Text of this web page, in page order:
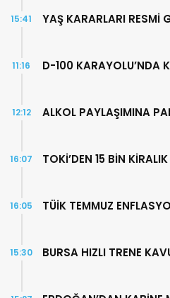
YAŞ KARARLARI RESMİ
15:41
D-100 KARAYOLU’NDA
11:16
ALKOL PAYLAŞIMINA
12:12
TOKİ’DEN 15 BİN
16:07
TÜİK TEMMUZ
16:05
BURSA HIZLI TRENE
15:30